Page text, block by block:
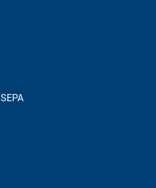
التفاصيل المصرفية و SEPA